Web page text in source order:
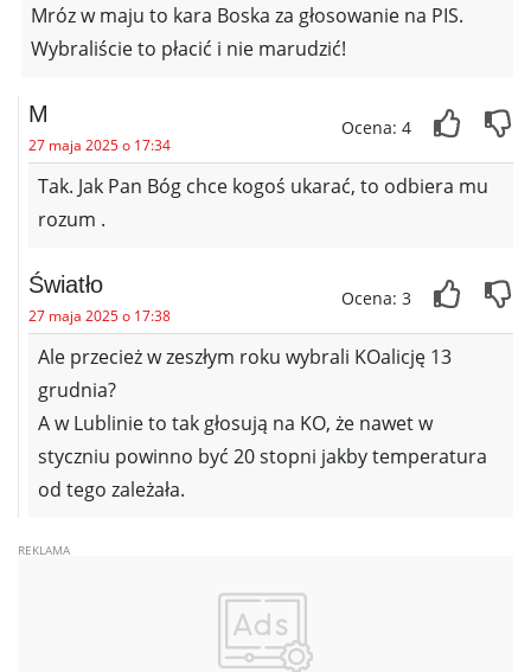
Mróz w maju to kara Boska za głosowanie na PIS.
Wybraliście to płacić i nie marudzić!
M
27 maja 2025 o 17:34
Ocena: 4
Tak. Jak Pan Bóg chce kogoś ukarać, to odbiera mu
rozum .
Światło
27 maja 2025 o 17:38
Ocena: 3
Ale przecież w zeszłym roku wybrali KOalicję 13
grudnia?
A w Lublinie to tak głosują na KO, że nawet w
styczniu powinno być 20 stopni jakby temperatura
od tego zależała.